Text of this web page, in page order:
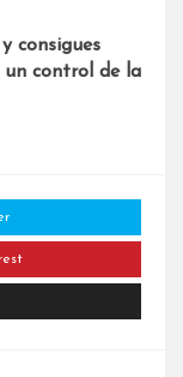
consigues
control de la